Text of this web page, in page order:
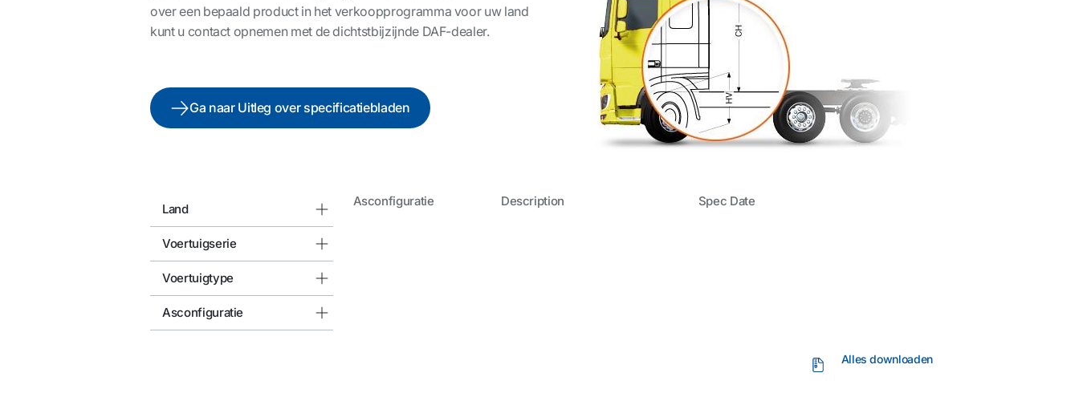
over een bepaald product in het verkoopprogramma voor uw land
kunt u contact opnemen met de dichtstbijzijnde DAF-dealer.
Ga naar Uitleg over specificatiebladen
Land
Voertuigserie
Voertuigtype
Asconfiguratie
Asconfiguratie Description Spec Date
Alles downloaden